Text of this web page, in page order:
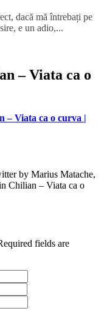
dacă mă întrebați pe
e un adio,...
– Viata ca o
– Viata ca o curva |
by Marius Matache,
Chilian – Viata ca o
fields are